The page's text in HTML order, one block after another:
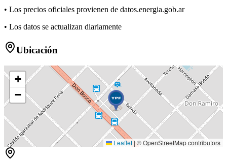
• Los precios oficiales provienen de datos.energia.gob.ar
• Los datos se actualizan diariamente
Ubicación
+
−
Leaflet | © OpenStreetMap contributors